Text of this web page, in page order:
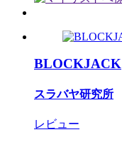
BLOCKJACK
スラバヤ研究所
レビュー